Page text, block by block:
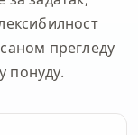
прегледу
понуду.